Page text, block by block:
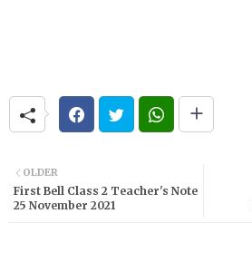
OLDER
First Bell Class 2 Teacher's Note
25 November 2021